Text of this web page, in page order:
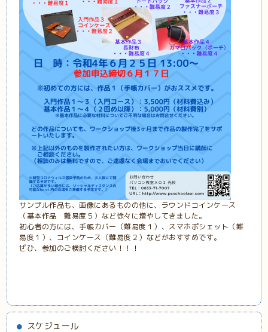
サンプル作品も、画像にあるものの他に、ラウンドコインケース
（基本作品 難易度５）など徐々に増やしてきました。
初心者の方には、手帳カバー（難易度１）、スマホポシェット（難
易度１）、コインケース（難易度２）などがおすすめです。
ぜひ、参加のご検討ください！！！
スケジュール